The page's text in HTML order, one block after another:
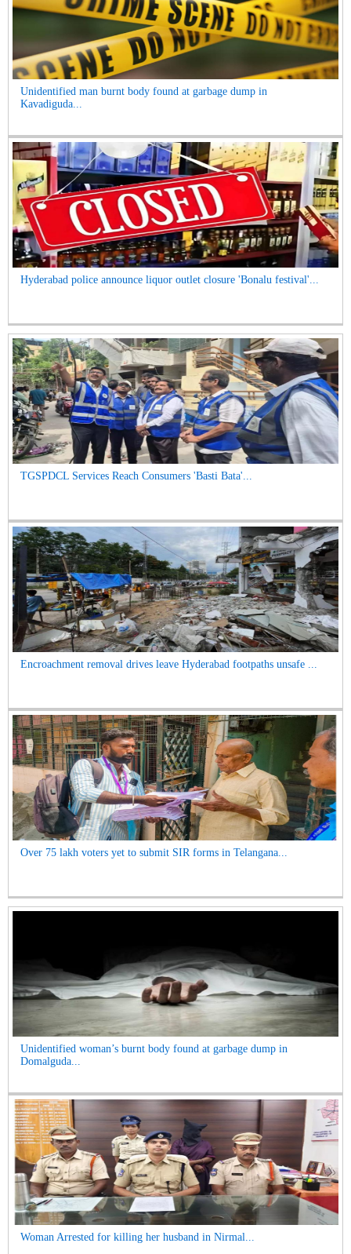
Unidentified man burnt body found at garbage dump in
Kavadiguda...
Hyderabad police announce liquor outlet closure 'Bonalu festival'...
TGSPDCL Services Reach Consumers 'Basti Bata'...
Encroachment removal drives leave Hyderabad footpaths unsafe ...
Over 75 lakh voters yet to submit SIR forms in Telangana...
Unidentified woman’s burnt body found at garbage dump in
Domalguda...
Woman Arrested for killing her husband in Nirmal...